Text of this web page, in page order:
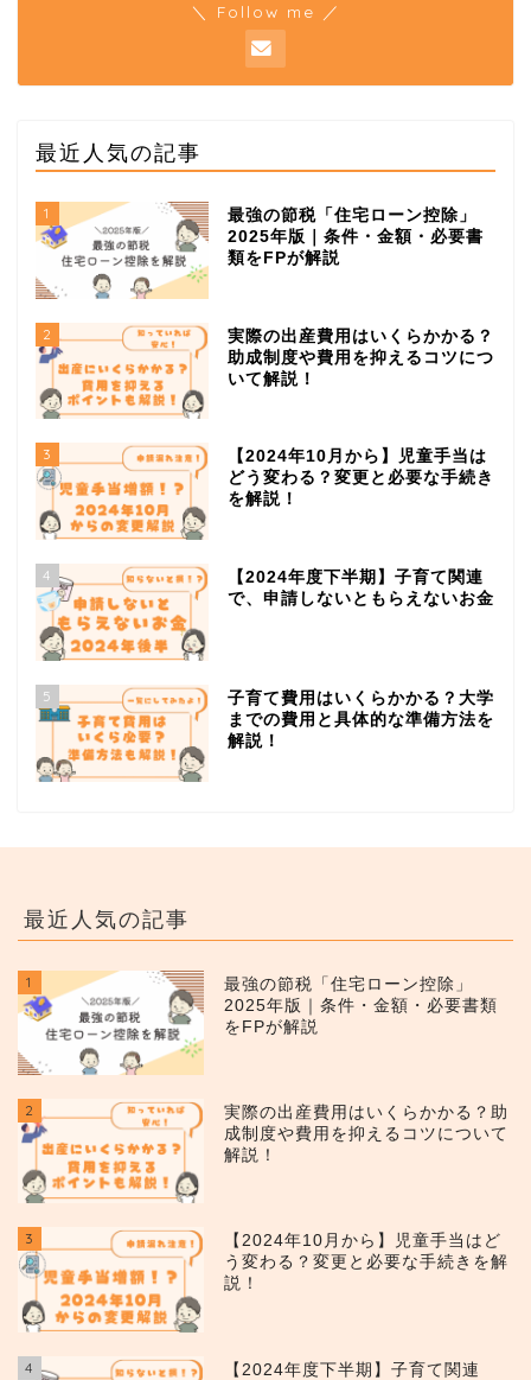
＼ Follow me ／
最近人気の記事
1
最強の節税「住宅ローン控除」
2025年版｜条件・金額・必要書
類をFPが解説
2
実際の出産費用はいくらかかる？
助成制度や費用を抑えるコツにつ
いて解説！
3
【2024年10月から】児童手当は
どう変わる？変更と必要な手続き
を解説！
4
【2024年度下半期】子育て関連
で、申請しないともらえないお金
5
子育て費用はいくらかかる？大学
までの費用と具体的な準備方法を
解説！
最近人気の記事
1
最強の節税「住宅ローン控除」
2025年版｜条件・金額・必要書類
をFPが解説
2
実際の出産費用はいくらかかる？助
成制度や費用を抑えるコツについて
解説！
3
【2024年10月から】児童手当はど
う変わる？変更と必要な手続きを解
説！
4
【2024年度下半期】子育て関連